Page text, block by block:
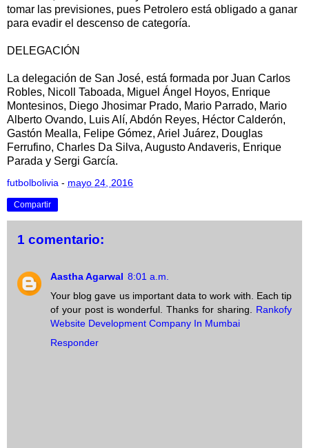
tomar las previsiones, pues Petrolero está obligado a ganar
para evadir el descenso de categoría.
DELEGACIÓN
La delegación de San José, está formada por Juan Carlos
Robles, Nicoll Taboada, Miguel Ángel Hoyos, Enrique
Montesinos, Diego Jhosimar Prado, Mario Parrado, Mario
Alberto Ovando, Luis Alí, Abdón Reyes, Héctor Calderón,
Gastón Mealla, Felipe Gómez, Ariel Juárez, Douglas
Ferrufino, Charles Da Silva, Augusto Andaveris, Enrique
Parada y Sergi García.
futbolbolivia - mayo 24, 2016
Compartir
1 comentario:
Aastha Agarwal 8:01 a.m.
Your blog gave us important data to work with. Each tip
of your post is wonderful. Thanks for sharing. Rankofy
Website Development Company In Mumbai
Responder